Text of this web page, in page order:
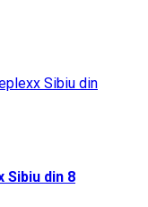
Sibiu din 8